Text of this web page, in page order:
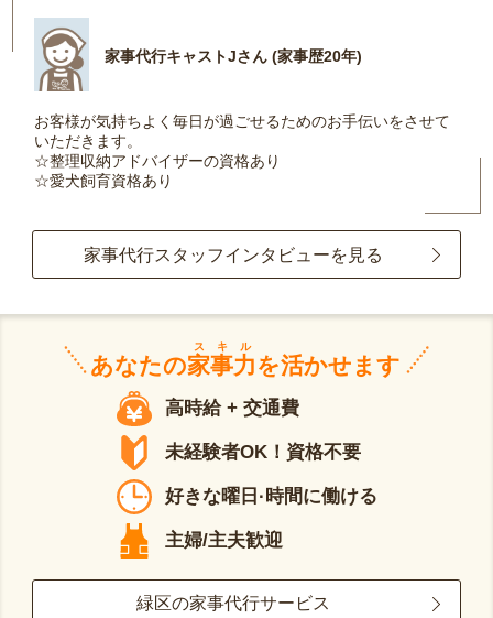
家事代行キャストJさん (家事歴20年)
お客様が気持ちよく毎日が過ごせるためのお手伝いをさせて
いただきます。
☆整理収納アドバイザーの資格あり
☆愛犬飼育資格あり
家事代行スタッフインタビューを見る
あなたの家事力
スキル
を活かせます
高時給 + 交通費
未経験者OK！資格不要
好きな曜日·時間に働ける
主婦/主夫歓迎
緑区の家事代行サービス